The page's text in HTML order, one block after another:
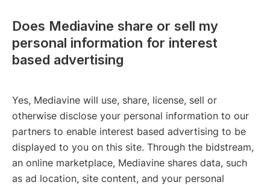
Does Mediavine share or sell my
personal information for interest
based advertising
Yes, Mediavine will use, share, license, sell or
otherwise disclose your personal information to our
partners to enable interest based advertising to be
displayed to you on this site. Through the bidstream,
an online marketplace, Mediavine shares data, such
as ad location, site content, and your personal